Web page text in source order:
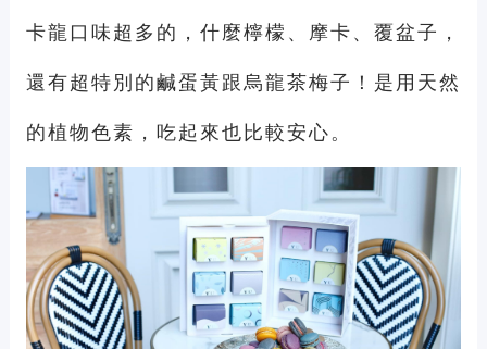
卡龍口味超多的，什麼檸檬、摩卡、覆盆子，
還有超特別的鹹蛋黃跟烏龍茶梅子！是用天然
的植物色素，吃起來也比較安心。